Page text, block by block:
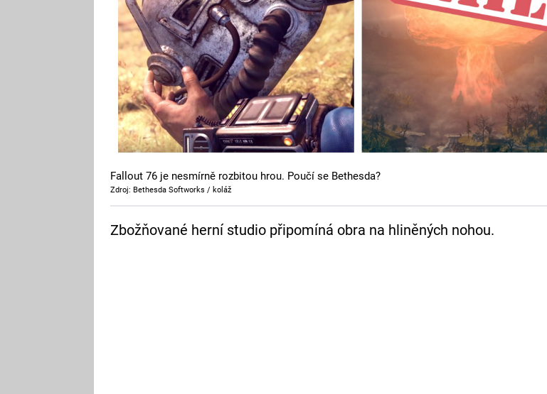
Fallout 76 je nesmírně rozbitou hrou. Poučí se Bethesda?
Zdroj: Bethesda Softworks / koláž
Zbožňované herní studio připomíná obra na hliněných nohou.